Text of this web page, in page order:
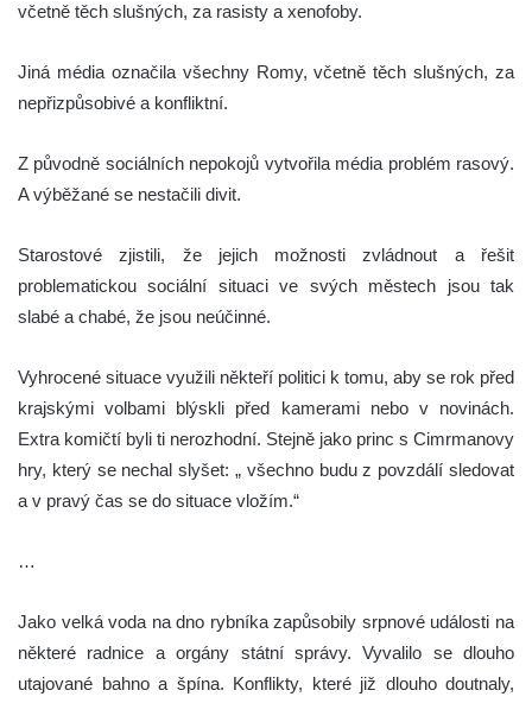
včetně těch slušných, za rasisty a xenofoby.
Jiná média označila všechny Romy, včetně těch slušných, za
nepřizpůsobivé a konfliktní.
Z původně sociálních nepokojů vytvořila média problém rasový.
A výběžané se nestačili divit.
Starostové zjistili, že jejich možnosti zvládnout a řešit
problematickou sociální situaci ve svých městech jsou tak
slabé a chabé, že jsou neúčinné.
Vyhrocené situace využili někteří politici k tomu, aby se rok před
krajskými volbami blýskli před kamerami nebo v novinách.
Extra komičtí byli ti nerozhodní. Stejně jako princ s Cimrmanovy
hry, který se nechal slyšet: „ všechno budu z povzdálí sledovat
a v pravý čas se do situace vložím.“
…
Jako velká voda na dno rybníka zapůsobily srpnové události na
některé radnice a orgány státní správy. Vyvalilo se dlouho
utajované bahno a špína. Konflikty, které již dlouho doutnaly,